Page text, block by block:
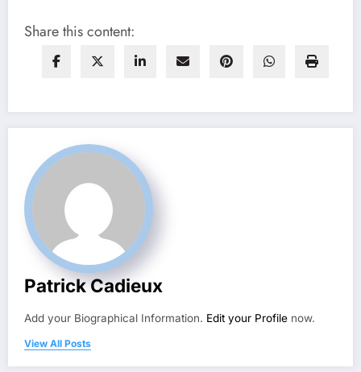
Share this content:
Patrick Cadieux
Add your Biographical Information. Edit your Profile now.
View All Posts